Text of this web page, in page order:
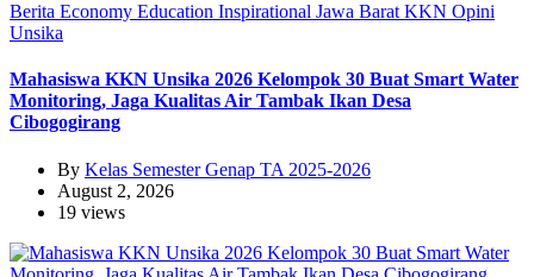
Berita Economy Education Inspirational Jawa Barat KKN Opini
Unsika
Mahasiswa KKN Unsika 2026 Kelompok 30 Buat Smart Water
Monitoring, Jaga Kualitas Air Tambak Ikan Desa
Cibogogirang
By Kelas Semester Genap TA 2025-2026
August 2, 2026
19 views